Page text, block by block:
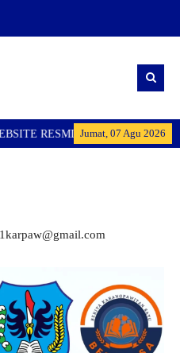
Jumat, 07 Agu 2026
KARANGPAWITAN